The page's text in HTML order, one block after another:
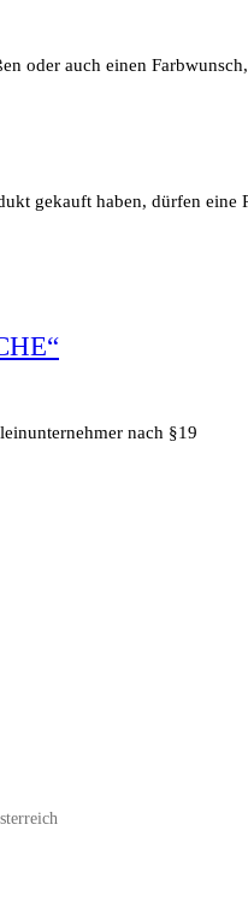
oder auch einen
gekauft haben, dürfen eine
nach §19